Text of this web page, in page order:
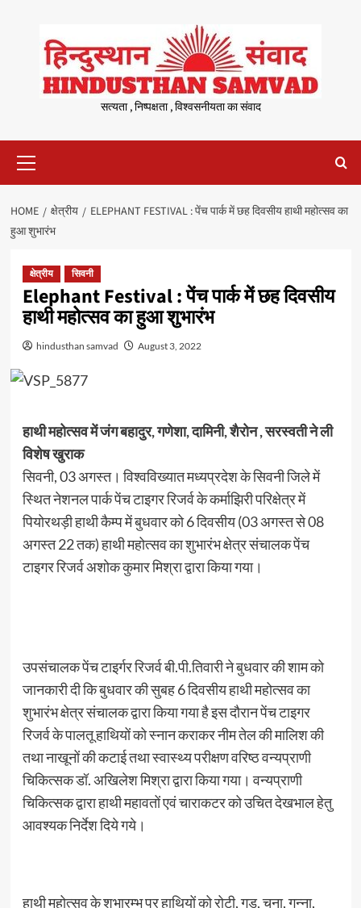
content
सत्यता , निष्पक्षता , विश्वसनीयता का संवाद
Menu
HOME क्षेत्रीय
ELEPHANT FESTIVAL : पेंच पार्क में छह दिवसीय हाथी महोत्सव का
हुआ शुभारंभ
क्षेत्रीय सिवनी
Elephant Festival : पेंच पार्क में छह दिवसीय
हाथी महोत्सव का हुआ शुभारंभ
hindusthan samvad August 3, 2022
हाथी महोत्सव में जंग बहादुर, गणेशा, दामिनी, शैरोन , सरस्वती ने ली
विशेष खुराक
सिवनी, 03 अगस्त। विश्वविख्यात मध्यप्रदेश के सिवनी जिले में
स्थित नेशनल पार्क पेंच टाइगर रिजर्व के कर्माझिरी परिक्षेत्र में
पियोरथड़ी हाथी कैम्प में बुधवार को 6 दिवसीय (03 अगस्त से 08
अगस्त 22 तक) हाथी महोत्सव का शुभारंभ क्षेत्र संचालक पेंच
टाइगर रिजर्व अशोक कुमार मिश्रा द्वारा किया गया।
उपसंचालक पेंच टाइर्गर रिजर्व बी.पी.तिवारी ने बुधवार की शाम को
जानकारी दी कि बुधवार की सुबह 6 दिवसीय हाथी महोत्सव का
शुभारंभ क्षेत्र संचालक द्वारा किया गया है इस दौरान पेंच टाइगर
रिजर्व के पालतू हाथियों को स्नान कराकर नीम तेल की मालिश की
तथा नाखूनों की कटाई तथा स्वास्थ्य परीक्षण वरिष्ठ वन्यप्राणी
चिकित्सक डॉ. अखिलेश मिश्रा द्वारा किया गया। वन्यप्राणी
चिकित्सक द्वारा हाथी महावतों एवं चाराकटर को उचित देखभाल हेतु
आवश्यक निर्देश दिये गये।
हाथी महोत्सव के शुभारम्भ पर हाथियों को रोटी, गुड़, चना, गन्ना,